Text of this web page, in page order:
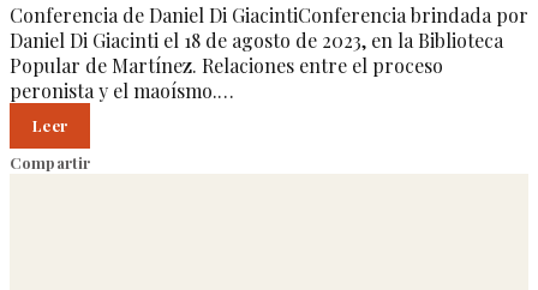
Conferencia de Daniel Di GiacintiConferencia brindada por
Daniel Di Giacinti el 18 de agosto de 2023, en la Biblioteca
Popular de Martínez. Relaciones entre el proceso
peronista y el maoísmo.…
Leer
Compartir